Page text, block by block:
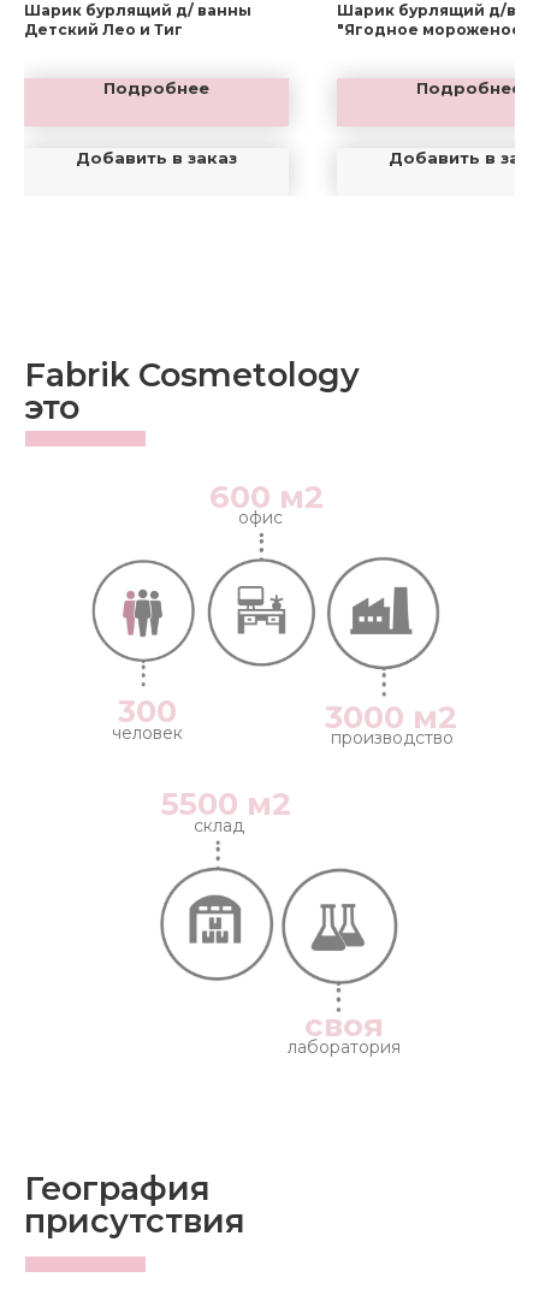
Шарик бурлящий д/ ванны
Детский Лео и Тиг
Подробнее
Добавить в заказ
Шарик бурлящий д/
"Ягодное мороженое"
Подробнее
Добавить в
300
человек
Fabrik Cosmetology
это
600 м2
офис
3000 м2
производство
5500 м2
склад
своя
лаборатория
География
присутствия